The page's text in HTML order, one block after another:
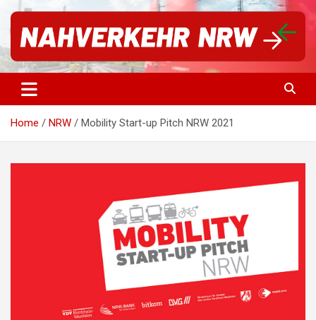
Nahverkehr NRW
Für einen starken Nahverkehr in NRW | #vorwärtsNRW
Home NRW Mobility Start-up Pitch NRW 2021